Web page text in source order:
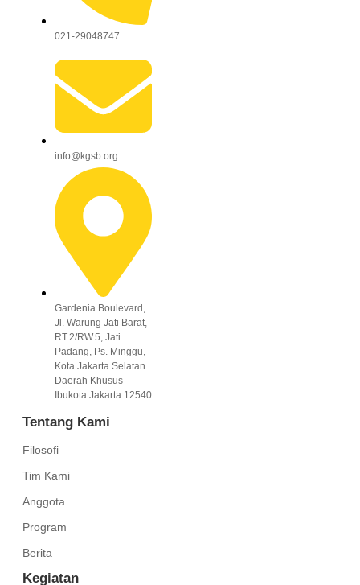
021-29048747
info@kgsb.org
Gardenia Boulevard,
Jl. Warung Jati Barat,
RT.2/RW.5, Jati
Padang, Ps. Minggu,
Kota Jakarta Selatan.
Daerah Khusus
Ibukota Jakarta 12540
Tentang Kami
Filosofi
Tim Kami
Anggota
Program
Berita
Kegiatan